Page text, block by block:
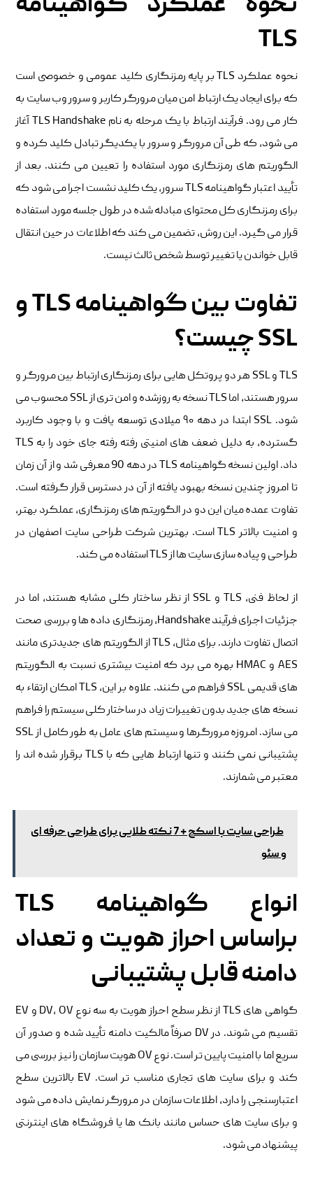
TLS
نحوه عملکرد TLS بر پایه رمزنگاری کلید عمومی و خصوصی است
که برای ایجاد یک ارتباط امن میان مرورگر کاربر و سرور وب سایت به
کار می رود. فرآیند ارتباط با یک مرحله به نام TLS Handshake آغاز
می شود، که طی آن مرورگر و سرور با یکدیگر تبادل کلید کرده و
الگوریتم های رمزنگاری مورد استفاده را تعیین می کنند. بعد از
تأیید اعتبار گواهینامه TLS سرور، یک کلید نشست اجرا می شود که
برای رمزنگاری کل محتوای مبادله شده در طول جلسه مورد استفاده
قرار می گیرد. این روش، تضمین می کند که اطلاعات در حین انتقال
قابل خواندن یا تغییر توسط شخص ثالث نیست.
تفاوت بین گواهینامه TLS و
SSL چیست؟
TLS و SSL هر دو پروتکل هایی برای رمزنگاری ارتباط بین مرورگر و
سرور هستند، اما TLS نسخه به روزشده و امن تری از SSL محسوب می
شود. SSL ابتدا در دهه ۹۰ میلادی توسعه یافت و با وجود کاربرد
گسترده، به دلیل ضعف های امنیتی رفته رفته جای خود را به TLS
داد. اولین نسخه گواهینامه TLS در دهه 90 معرفی شد و از آن زمان
تا امروز چندین نسخه بهبود یافته از آن در دسترس قرار گرفته است.
تفاوت عمده میان این دو در الگوریتم های رمزنگاری، عملکرد بهتر،
و امنیت بالاتر TLS است. بهترین شرکت طراحی سایت اصفهان در
طراحی و پیاده سازی سایت ها از TLS استفاده می کند.
از لحاظ فنی، TLS و SSL از نظر ساختار کلی مشابه هستند، اما در
جزئیات اجرای فرآیند Handshake، رمزنگاری داده ها و بررسی صحت
اتصال تفاوت دارند. برای مثال، TLS از الگوریتم های جدیدتری مانند
AES و HMAC بهره می برد که امنیت بیشتری نسبت به الگوریتم
های قدیمی SSL فراهم می کنند. علاوه بر این، TLS امکان ارتقاء به
نسخه های جدید بدون تغییرات زیاد در ساختار کلی سیستم را فراهم
می سازد. امروزه مرورگرها و سیستم های عامل به طور کامل از SSL
پشتیبانی نمی کنند و تنها ارتباط هایی که با TLS برقرار شده اند را
معتبر می شمارند.
طراحی سایت با اسکچ + 7 نکته طلایی برای طراحی حرفه‌ ای
و سئو
انواع گواهینامه TLS
براساس احراز هویت و تعداد
دامنه قابل پشتیبانی
گواهی‌ های TLS از نظر سطح احراز هویت به سه نوع DV، OV و EV
تقسیم می‌ شوند. در DV صرفاً مالکیت دامنه تأیید شده و صدور آن
سریع اما با امنیت پایین‌ تر است. نوع OV هویت سازمان را نیز بررسی می‌
کند و برای سایت‌ های تجاری مناسب‌ تر است. EV بالاترین سطح
اعتبارسنجی را دارد، اطلاعات سازمان در مرورگر نمایش داده می‌ شود
و برای سایت‌ های حساس مانند بانک‌ ها یا فروشگاه‌ های اینترنتی
پیشنهاد می‌ شود.